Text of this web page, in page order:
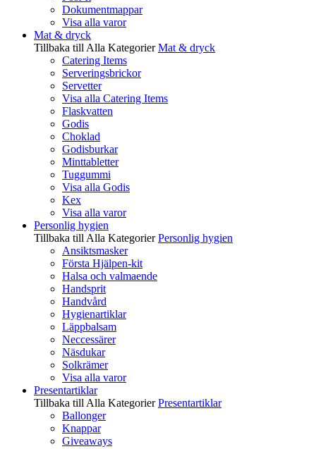
Dokumentmappar
Visa alla varor
Mat & dryck
Tillbaka till Alla Kategorier Mat & dryck
Catering Items
Serveringsbrickor
Servetter
Visa alla Catering Items
Flaskvatten
Godis
Choklad
Godisburkar
Minttabletter
Tuggummi
Visa alla Godis
Kex
Visa alla varor
Personlig hygien
Tillbaka till Alla Kategorier Personlig hygien
Ansiktsmasker
Första Hjälpen-kit
Halsa och valmaende
Handsprit
Handvård
Hygienartiklar
Läppbalsam
Neccessärer
Näsdukar
Solkrämer
Visa alla varor
Presentartiklar
Tillbaka till Alla Kategorier Presentartiklar
Ballonger
Knappar
Giveaways